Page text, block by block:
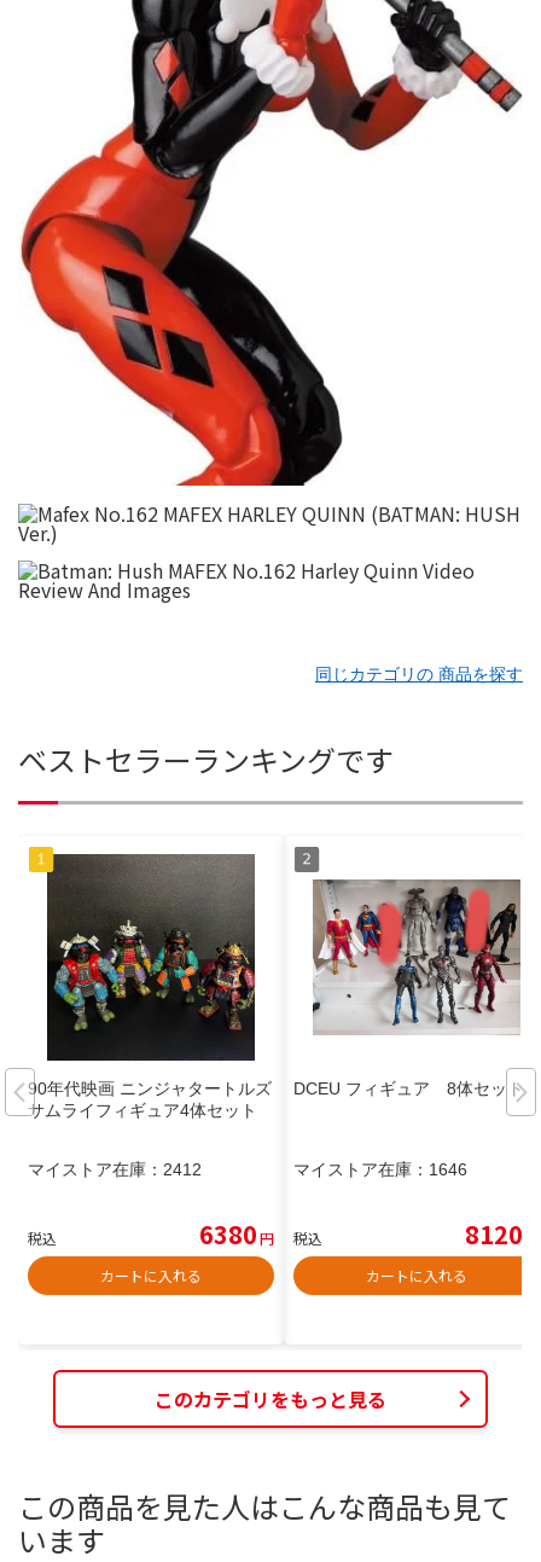
同じカテゴリの 商品を探す
ベストセラーランキングです
90年代映画 ニンジャタートルズ
サムライフィギュア4体セット
マイストア在庫： 2412
税込 6380円
カートに入れる
DCEU フィギュア 8体セット
マイストア在庫： 1646
税込 8120
カートに入れる
このカテゴリをもっと見る
この商品を見た人はこんな商品も見て
います